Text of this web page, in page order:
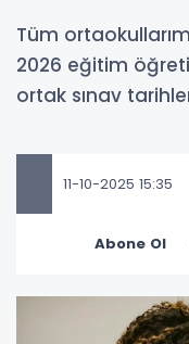
Tüm
2026 eğitim
ortak sınav
11-10-2025 15:35
Abone Ol